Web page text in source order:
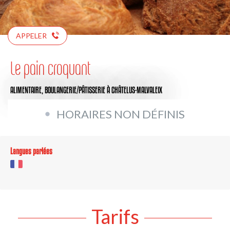
APPELER
Le pain croquant
ALIMENTAIRE, BOULANGERIE/PÂTISSERIEÀ CHÂTELUS-MALVALEIX
HORAIRES NON DÉFINIS
Langues parlées
Tarifs